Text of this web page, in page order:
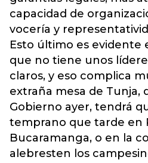
capacidad de
vocería y
Esto último es evidente
que no tiene unos
claros, y eso complica
extraña mesa de Tunja,
Gobierno ayer, tendrá
temprano que tarde en
Bucaramanga, o en la
alebresten los